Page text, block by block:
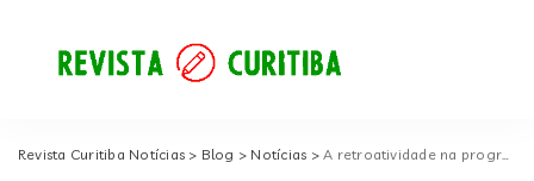
Revista Curitiba Notícias > Blog > Notícias >A retroatividade na progressão de regime e suas implicações: saiba tudo sobre esse tópico agora mesmo!